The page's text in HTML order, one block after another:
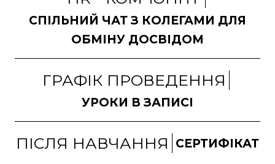
СПІЛЬНИЙ ЧАТ З КОЛЕГАМИ ДЛЯ
ОБМІНУ ДОСВІДОМ
ГРАФІК ПРОВЕДЕННЯ
УРОКИ В ЗАПИСІ
ПІСЛЯ НАВЧАННЯ СЕРТИФІКАТ